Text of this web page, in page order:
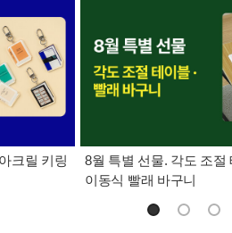
크릴 키링
8월 특별 선물. 각도 조절
이동식 빨래 바구니